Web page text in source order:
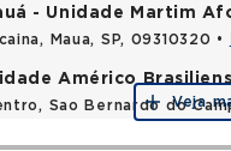
- Unidade Martim
Maua, SP, 09310320 •
Américo
Sao Bernardo doVeja